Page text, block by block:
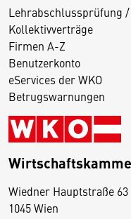
Lehrabschlussprüfung
Kollektivverträge
Firmen A-Z
Benutzerkonto
eServices der WKO
Betrugswarnungen
Wiedner Hauptstraße 63
1045 Wien
D